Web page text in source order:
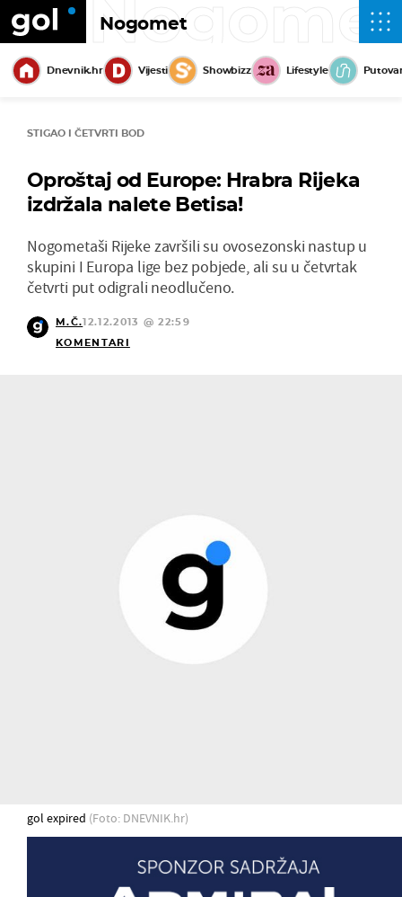
Nogomet
Dnevnik.hr Vijesti Showbizz Lifestyle
STIGAO I ČETVRTI BOD
Oproštaj od Europe: Hrabra Rijeka
izdržala nalete Betisa!
Nogometaši Rijeke završili su ovosezonski nastup u
skupini I Europa lige bez pobjede, ali su u četvrtak
četvrti put odigrali neodlučeno.
M.Č.12.12.2013 @ 22:59
KOMENTARI
gol expired (Foto: DNEVNIK.hr)